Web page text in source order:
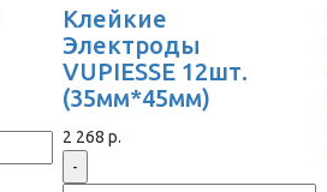
Клейкие
Электроды
VUPIESSE 12шт.
(35мм*45мм)
2 268 р.
-